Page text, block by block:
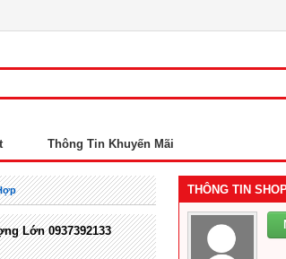
Thông Tin Khuyến Mãi
Lớn 0937392133
THÔNG TIN